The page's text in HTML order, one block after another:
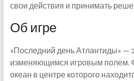
свои действия и принимать
Об игре
«Последний день Атлантиды» —
изменяющимся игровым полем.
океан в центре которого